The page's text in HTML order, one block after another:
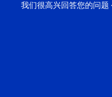
我们很高兴回答您的问